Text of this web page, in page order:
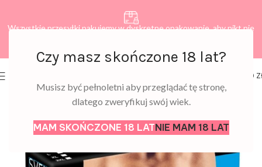
Czy masz skończone 18 lat?
Musisz być pełnoletni aby przeglądać tę stronę,
dlatego zweryfikuj swój wiek.
MAM SKOŃCZONE 18 LATNIE MAM 18 LAT
Wszystkie przesyłki pakujemy w dyskretne opakowanie, aby nikt nie
0,00